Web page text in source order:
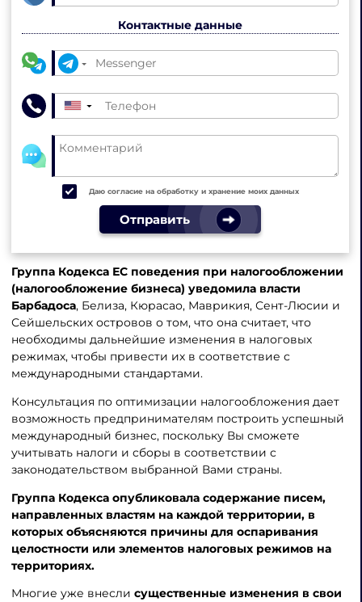
Контактные данные
▼
Даю согласие на обработку и хранение моих данных
Отправить
Группа Кодекса ЕС поведения при налогообложении
(налогообложение бизнеса) уведомила власти
Барбадоса, Белиза, Кюрасао, Маврикия, Сент-Люсии и
Сейшельских островов о том, что она считает, что
необходимы дальнейшие изменения в налоговых
режимах, чтобы привести их в соответствие с
международными стандартами.
Консультация по оптимизации налогообложения дает
возможность предпринимателям построить успешный
международный бизнес, поскольку Вы сможете
учитывать налоги и сборы в соответствии с
законодательством выбранной Вами страны.
Группа Кодекса опубликовала содержание писем,
направленных властям на каждой территории, в
которых объясняются причины для оспаривания
целостности или элементов налоговых режимов на
территориях.
Многие уже внесли существенные изменения в свои